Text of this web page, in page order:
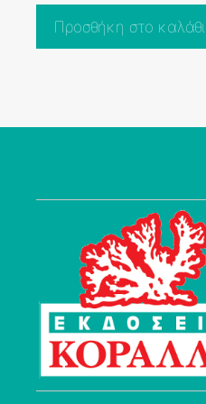
f
Προσθήκη στο καλάθι